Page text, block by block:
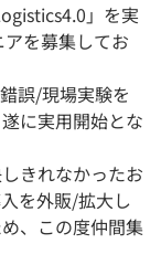
」を実
を募集してお
誤/現場実験を
に実用開始とな
きれなかったお
を外販/拡大し
、この度仲間集